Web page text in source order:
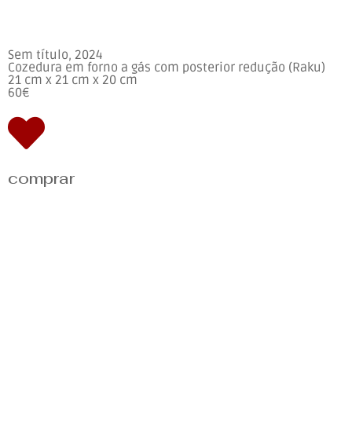
Sem título, 2024
Cozedura em forno a gás com posterior redução (Raku)
21 cm x 21 cm x 20 cm
60€
comprar